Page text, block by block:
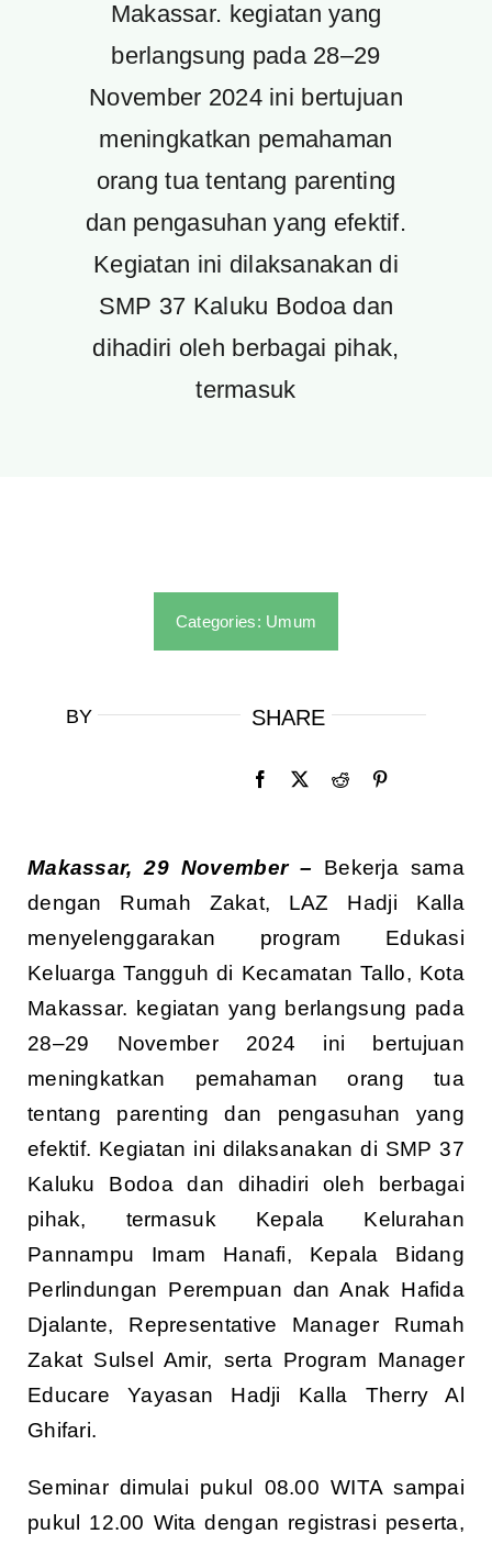
Makassar. kegiatan yang
berlangsung pada 28–29
November 2024 ini bertujuan
meningkatkan pemahaman
orang tua tentang parenting
dan pengasuhan yang efektif.
Kegiatan ini dilaksanakan di
SMP 37 Kaluku Bodoa dan
dihadiri oleh berbagai pihak,
termasuk
Categories: Umum
BY SHARE
Makassar, 29 November – Bekerja sama
dengan Rumah Zakat, LAZ Hadji Kalla
menyelenggarakan program Edukasi
Keluarga Tangguh di Kecamatan Tallo, Kota
Makassar. kegiatan yang berlangsung pada
28–29 November 2024 ini bertujuan
meningkatkan pemahaman orang tua
tentang parenting dan pengasuhan yang
efektif. Kegiatan ini dilaksanakan di SMP 37
Kaluku Bodoa dan dihadiri oleh berbagai
pihak, termasuk Kepala Kelurahan
Pannampu Imam Hanafi, Kepala Bidang
Perlindungan Perempuan dan Anak Hafida
Djalante, Representative Manager Rumah
Zakat Sulsel Amir, serta Program Manager
Educare Yayasan Hadji Kalla Therry Al
Ghifari.
Seminar dimulai pukul 08.00 WITA sampai
pukul 12.00 Wita dengan registrasi peserta,